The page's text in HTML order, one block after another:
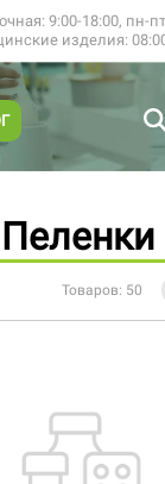
9:00-18:00, пн-пт
изделия:
Пеленки
Товаров: 50